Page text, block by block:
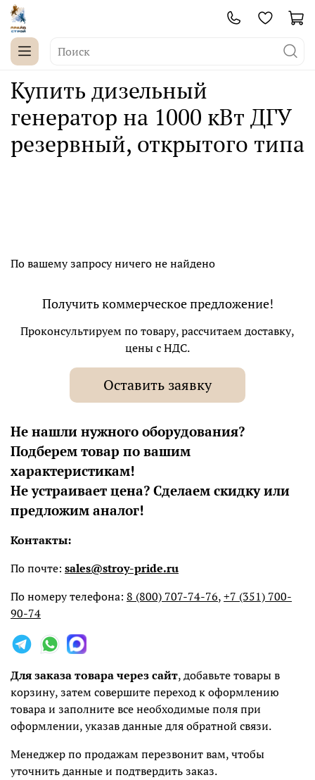
Купить дизельный
генератор на 1000 кВт ДГУ
резервный, открытого типа
По вашему запросу ничего не найдено
Получить коммерческое предложение!
Проконсультируем по товару, рассчитаем доставку,
цены с НДС.
Оставить заявку
Не нашли нужного оборудования?
Подберем товар по вашим
характеристикам!
Не устраивает цена? Сделаем скидку или
предложим аналог!
Контакты:
По почте: sales@stroy-pride.ru
По номеру телефона: 8 (800) 707-74-76,+7 (351) 700-
90-74
Для заказа товара через сайт, добавьте товары в
корзину, затем совершите переход к оформлению
товара и заполните все необходимые поля при
оформлении, указав данные для обратной связи.
Менеджер по продажам перезвонит вам, чтобы
уточнить данные и подтвердить заказ.